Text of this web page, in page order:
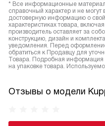
* Все информационные
справочный характер и не
достоверную информацию о
характеристиках товара,
производитель оставляет за
конструкцию, дизайн и
уведомления. Перед
обратиться к Продавцу для
Товара. Подробная информация
на упаковке товара.
Отзывы о модели